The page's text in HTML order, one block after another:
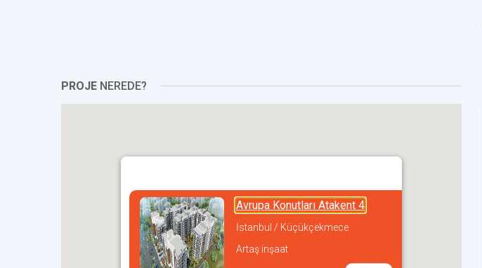
PROJE NEREDE?
Avrupa Konutları Atakent 4
İstanbul / Küçükçekmece
Artaş inşaat